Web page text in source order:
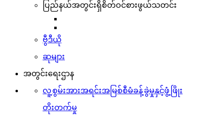
ပြည်နယ်အတွင်းရှိစိတ်ဝင်စားဖွယ်သတင်း
ဗွီဒီယို
ဆုများ
အတွင်းရေးဌာန
လူ့စွမ်းအားအရင်းအမြစ်စီမံခန့်ခွဲမှုနှင့်ဖွံ့ဖြိုး
တိုးတက်မှု